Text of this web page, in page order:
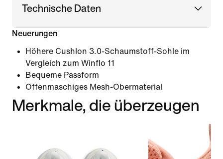
Technische Daten
Neuerungen
Höhere Cushlon 3.0-Schaumstoff-Sohle im
Vergleich zum Winflo 11
Bequeme Passform
Offenmaschiges Mesh-Obermaterial
Merkmale, die überzeugen